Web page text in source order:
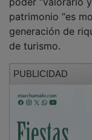
patrimonio “es
generación de
de turismo.